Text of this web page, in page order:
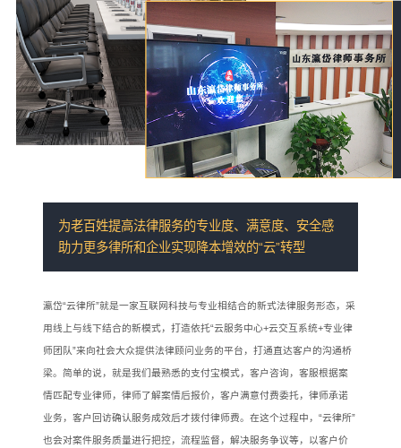
为老百姓提高法律服务的专业度、满意度、安全感
助力更多律所和企业实现降本增效的“云”转型
瀛岱“云律所”就是一家互联网科技与专业相结合的新式法律服务形态，采
用线上与线下结合的新模式，打造依托“云服务中心+云交互系统+专业律
师团队”来向社会大众提供法律顾问业务的平台，打通直达客户的沟通桥
梁。简单的说，就是我们最熟悉的支付宝模式，客户咨询，客服根据案
情匹配专业律师，律师了解案情后报价，客户满意付费委托，律师承诺
业务，客户回访确认服务成效后才拨付律师费。在这个过程中，“云律所”
也会对案件服务质量进行把控，流程监督，解决服务争议等，以客户价